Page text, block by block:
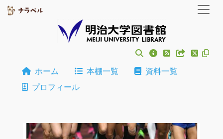
ホーム 本棚一覧
資料一覧
プロフィール